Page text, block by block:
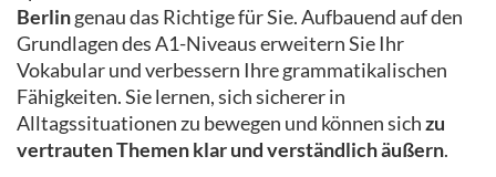
Berlingenau das Richtige für Sie. Aufbauend auf den
Grundlagen des A1-Niveaus erweitern Sie Ihr
Vokabular und verbessern Ihre grammatikalischen
Fähigkeiten. Sie lernen, sich sicherer in
Alltagssituationen zu bewegen und können sichzu
vertrauten Themen klar und verständlich äußern.